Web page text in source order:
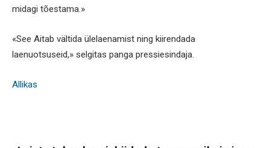
midagi tõestama.»
«See Aitab vältida ülelaenamist ning kiirendada
laenuotsuseid,» selgitas panga pressiesindaja.
Allikas